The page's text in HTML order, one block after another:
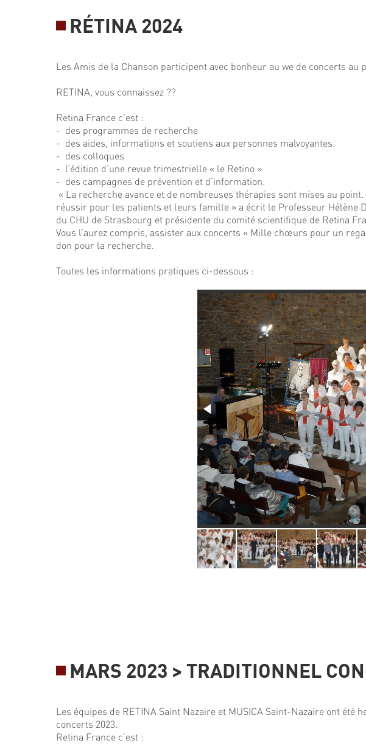
RÉTINA 2024
Les Amis de la Chanson participent avec bonheur au we de concerts au
RETINA, vous connaissez ??
Retina France c’est :
- des programmes de recherche
- des aides, informations et soutiens aux personnes malvoyantes.
- des colloques
- l’édition d’une revue trimestrielle « le Retino »
- des campagnes de prévention et d’information.
« La recherche avance et de nombreuses thérapies sont mises au
réussir pour les patients et leurs famille » a écrit le Professeur Hélène
du CHU de Strasbourg et présidente du comité scientifique de Retina
Vous l’aurez compris, assister aux concerts « Mille chœurs pour un
don pour la recherche.
Toutes les informations pratiques ci-dessous :
MARS 2023 > TRADITIONNEL
Les équipes de RETINA Saint Nazaire et MUSICA Saint-Nazaire ont été
concerts 2023.
Retina France c’est :